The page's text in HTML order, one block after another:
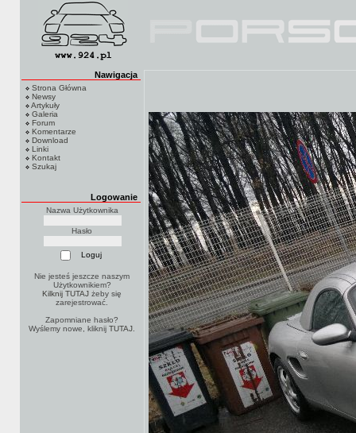
Nawigacja
Strona Główna
Newsy
Artykuły
Galeria
Forum
Komentarze
Download
Linki
Kontakt
Szukaj
Logowanie
Nazwa Użytkownika
Hasło
Nie jesteś jeszcze naszym
Użytkownikiem?
Kilknij TUTAJ żeby się
zarejestrować.
Zapomniane hasło?
Wyślemy nowe, kliknijTUTAJ